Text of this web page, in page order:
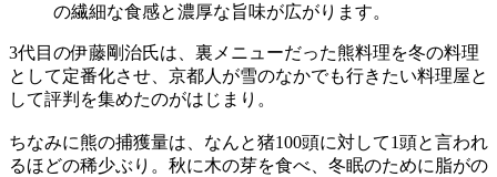
の繊細な食感と濃厚な旨味が広がります。
3代目の伊藤剛治氏は、裏メニューだった熊料理を冬の料理
として定番化させ、京都人が雪のなかでも行きたい料理屋と
して評判を集めたのがはじまり。
ちなみに熊の捕獲量は、なんと猪100頭に対して1頭と言われ
るほどの稀少ぶり。秋に木の芽を食べ、冬眠のために脂がの